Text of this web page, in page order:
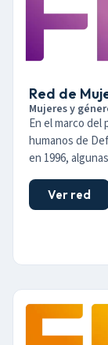
Red de
Mujeres y
En el marco
humanos de
en 1996,
Ver red